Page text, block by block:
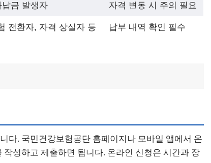
금 발생자 자격 변동 시 주의 필요
전환자, 자격 상실자 등 납부 내역 확인 필수
다. 국민건강보험공단 홈페이지나 모바일 앱에서 온
성하고 제출하면 됩니다. 온라인 신청은 시간과 장